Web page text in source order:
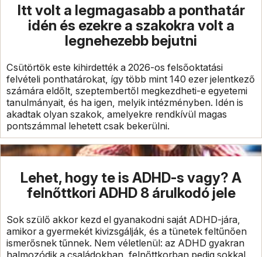
Itt volt a legmagasabb a ponthatár
idén és ezekre a szakokra volt a
legnehezebb bejutni
Csütörtök este kihirdették a 2026-os felsőoktatási
felvételi ponthatárokat, így több mint 140 ezer jelentkező
számára eldőlt, szeptembertől megkezdheti-e egyetemi
tanulmányait, és ha igen, melyik intézményben. Idén is
akadtak olyan szakok, amelyekre rendkívül magas
pontszámmal lehetett csak bekerülni.
Lehet, hogy te is ADHD-s vagy? A
felnőttkori ADHD 8 árulkodó jele
Sok szülő akkor kezd el gyanakodni saját ADHD-jára,
amikor a gyermekét kivizsgálják, és a tünetek feltűnően
ismerősnek tűnnek. Nem véletlenül: az ADHD gyakran